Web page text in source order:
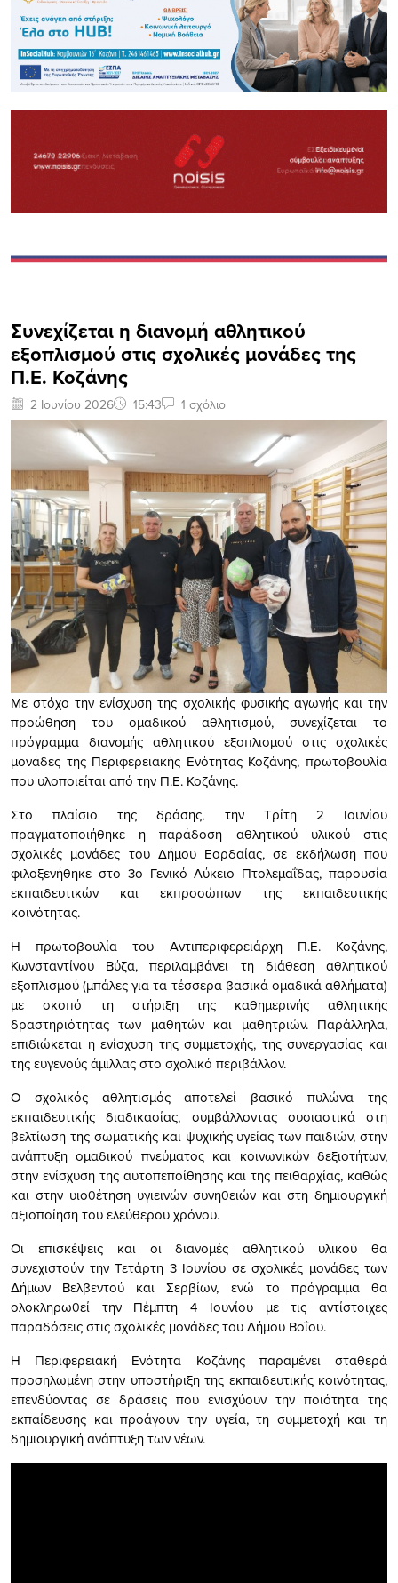
Συνεχίζεται η διανομή αθλητικού
εξοπλισμού στις σχολικές μονάδες της
Π.Ε. Κοζάνης
2 Ιουνίου 2026 15:43 1 σχόλιο
Με στόχο την ενίσχυση της σχολικής φυσικής αγωγής και την
προώθηση του ομαδικού αθλητισμού, συνεχίζεται το
πρόγραμμα διανομής αθλητικού εξοπλισμού στις σχολικές
μονάδες της Περιφερειακής Ενότητας Κοζάνης, πρωτοβουλία
που υλοποιείται από την Π.Ε. Κοζάνης.
Στο πλαίσιο της δράσης, την Τρίτη 2 Ιουνίου
πραγματοποιήθηκε η παράδοση αθλητικού υλικού στις
σχολικές μονάδες του Δήμου Εορδαίας, σε εκδήλωση που
φιλοξενήθηκε στο 3ο Γενικό Λύκειο Πτολεμαΐδας, παρουσία
εκπαιδευτικών και εκπροσώπων της εκπαιδευτικής
κοινότητας.
Η πρωτοβουλία του Αντιπεριφερειάρχη Π.Ε. Κοζάνης,
Κωνσταντίνου Βύζα, περιλαμβάνει τη διάθεση αθλητικού
εξοπλισμού (μπάλες για τα τέσσερα βασικά ομαδικά αθλήματα)
με σκοπό τη στήριξη της καθημερινής αθλητικής
δραστηριότητας των μαθητών και μαθητριών. Παράλληλα,
επιδιώκεται η ενίσχυση της συμμετοχής, της συνεργασίας και
της ευγενούς άμιλλας στο σχολικό περιβάλλον.
Ο σχολικός αθλητισμός αποτελεί βασικό πυλώνα της
εκπαιδευτικής διαδικασίας, συμβάλλοντας ουσιαστικά στη
βελτίωση της σωματικής και ψυχικής υγείας των παιδιών, στην
ανάπτυξη ομαδικού πνεύματος και κοινωνικών δεξιοτήτων,
στην ενίσχυση της αυτοπεποίθησης και της πειθαρχίας, καθώς
και στην υιοθέτηση υγιεινών συνηθειών και στη δημιουργική
αξιοποίηση του ελεύθερου χρόνου.
Οι επισκέψεις και οι διανομές αθλητικού υλικού θα
συνεχιστούν την Τετάρτη 3 Ιουνίου σε σχολικές μονάδες των
Δήμων Βελβεντού και Σερβίων, ενώ το πρόγραμμα θα
ολοκληρωθεί την Πέμπτη 4 Ιουνίου με τις αντίστοιχες
παραδόσεις στις σχολικές μονάδες του Δήμου Βοΐου.
Η Περιφερειακή Ενότητα Κοζάνης παραμένει σταθερά
προσηλωμένη στην υποστήριξη της εκπαιδευτικής κοινότητας,
επενδύοντας σε δράσεις που ενισχύουν την ποιότητα της
εκπαίδευσης και προάγουν την υγεία, τη συμμετοχή και τη
δημιουργική ανάπτυξη των νέων.